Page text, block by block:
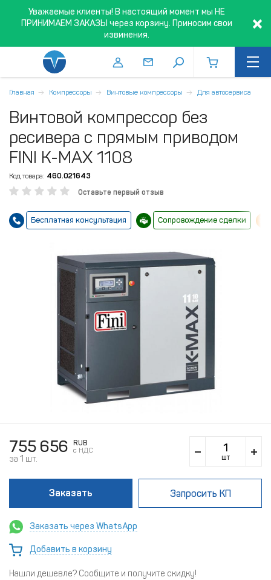
Уважаемые клиенты! В настоящий момент мы НЕ
ПРИНИМАЕМ ЗАКАЗЫ через корзину. Приносим свои
извинения.
Главная Компрессоры Винтовые компрессоры Для автосервиса
Винтовой компрессор без
ресивера с прямым приводом
FINI K-MAX 1108
Код товара: 460.021643
Оставьте первый отзыв
Бесплатная консультация Сопровождение сделки
755 656
RUB
c НДС
за 1 шт. шт
Заказать Запросить КП
Заказать через WhatsApp
Добавить в корзину
Нашли дешевле? Сообщите и получите скидку!